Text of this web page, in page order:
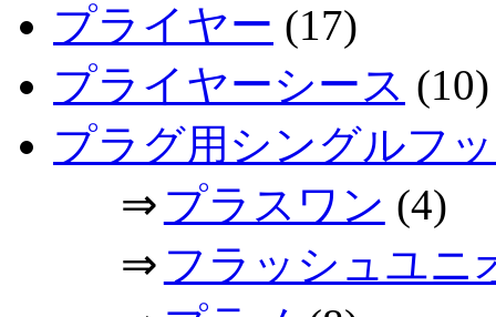
プライヤー (17)
プライヤーシース (10)
プラグ用シングルフ
⇒ プラスワン (4)
⇒ フラッシュユニ